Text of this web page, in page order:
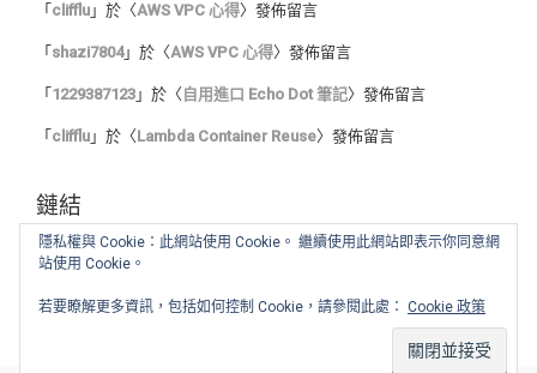
「 clifflu 」於〈AWS VPC 心得〉發佈留言
「 shazi7804」於〈AWS VPC 心得〉發佈留言
「 1229387123 」於〈 自用進口 Echo Dot 筆記〉發佈留言
「 clifflu 」於〈Lambda Container Reuse〉發佈留言
鏈結
我的程式筆記
舊 blog :: Blogger
隱私權與 Cookie：此網站使用 Cookie。 繼續使用此網站即表示你同意網
站使用 Cookie。
若要瞭解更多資訊，包括如何控制 Cookie，請參閱此處： Cookie 政策